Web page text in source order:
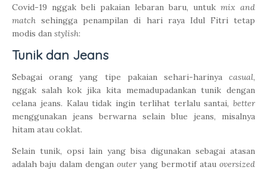
Covid-19 nggak beli pakaian lebaran baru, untuk mix and
match sehingga penampilan di hari raya Idul Fitri tetap
modis dan stylish:
Tunik dan Jeans
Sebagai orang yang tipe pakaian sehari-harinya casual,
nggak salah kok jika kita memadupadankan tunik dengan
celana jeans. Kalau tidak ingin terlihat terlalu santai, better
menggunakan jeans berwarna selain blue jeans, misalnya
hitam atau coklat.
Selain tunik, opsi lain yang bisa digunakan sebagai atasan
adalah baju dalam dengan outeryang bermotif atau oversized